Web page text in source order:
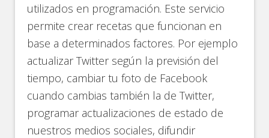
utilizados en programación. Este servicio
permite crear recetas que funcionan en
base a determinados factores. Por ejemplo
actualizar Twitter según la previsión del
tiempo, cambiar tu foto de Facebook
cuando cambias también la de Twitter,
programar actualizaciones de estado de
nuestros medios sociales, difundir